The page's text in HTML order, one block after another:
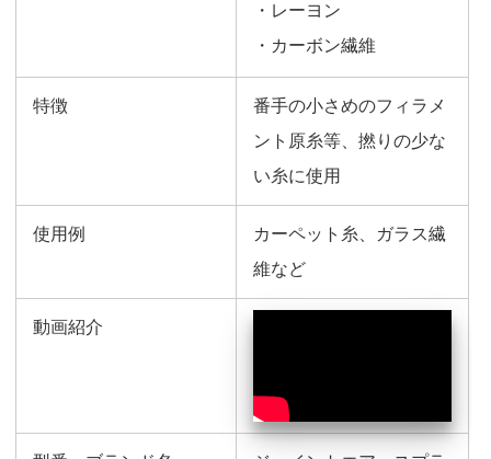
・レーヨン
・カーボン繊維
特徴
番手の小さめのフィラメ
ント原糸等、撚りの少な
い糸に使用
使用例
カーペット糸、ガラス繊
維など
動画紹介